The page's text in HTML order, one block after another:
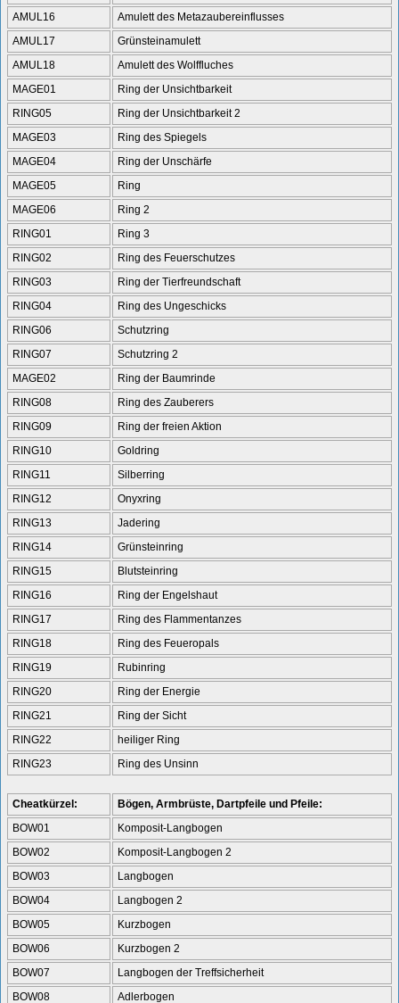
AMUL16
Amulett des Metazaubereinflusses
AMUL17
Grünsteinamulett
AMUL18
Amulett des Wolffluches
MAGE01
Ring der Unsichtbarkeit
RING05
Ring der Unsichtbarkeit 2
MAGE03
Ring des Spiegels
MAGE04
Ring der Unschärfe
MAGE05
Ring
MAGE06
Ring 2
RING01
Ring 3
RING02
Ring des Feuerschutzes
RING03
Ring der Tierfreundschaft
RING04
Ring des Ungeschicks
RING06
Schutzring
RING07
Schutzring 2
MAGE02
Ring der Baumrinde
RING08
Ring des Zauberers
RING09
Ring der freien Aktion
RING10
Goldring
RING11
Silberring
RING12
Onyxring
RING13
Jadering
RING14
Grünsteinring
RING15
Blutsteinring
RING16
Ring der Engelshaut
RING17
Ring des Flammentanzes
RING18
Ring des Feueropals
RING19
Rubinring
RING20
Ring der Energie
RING21
Ring der Sicht
RING22
heiliger Ring
RING23
Ring des Unsinn
Cheatkürzel:
Bögen, Armbrüste, Dartpfeile und Pfeile:
BOW01
Komposit-Langbogen
BOW02
Komposit-Langbogen 2
BOW03
Langbogen
BOW04
Langbogen 2
BOW05
Kurzbogen
BOW06
Kurzbogen 2
BOW07
Langbogen der Treffsicherheit
BOW08
Adlerbogen